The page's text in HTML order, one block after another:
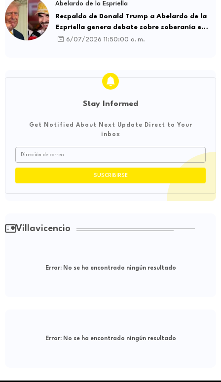
Abelardo de la Espriella
Respaldo de Donald Trump a Abelardo de la
Espriella genera debate sobre soberanía e
influencia internacional
6/07/2026 11:50:00 a. m.
Stay Informed
Get Notified About Next Update Direct to Your
inbox
Villavicencio
Error:No se ha encontrado ningún resultado
Error:No se ha encontrado ningún resultado